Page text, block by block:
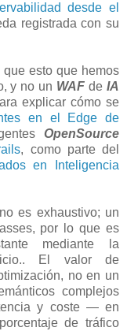
desde el
registrada con su
esto que hemos
y no un WAF deIA
explicar cómo se
en el Edge de
OpenSource
, como parte del
en Inteligencia
es exhaustivo; un
por lo que es
mediante la
El valor de
no en un
complejos
y coste — en
de tráfico